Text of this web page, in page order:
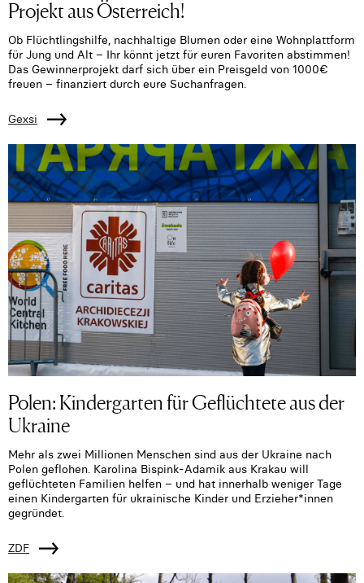
Projekt aus Österreich!
Ob Flüchtlingshilfe, nachhaltige Blumen oder eine Wohnplattform
für Jung und Alt – Ihr könnt jetzt für euren Favoriten abstimmen!
Das Gewinnerprojekt darf sich über ein Preisgeld von 1000€
freuen – finanziert durch eure Suchanfragen.
Gexsi
Polen: Kindergarten für Geflüchtete aus der
Ukraine
Mehr als zwei Millionen Menschen sind aus der Ukraine nach
Polen geflohen. Karolina Bispink-Adamik aus Krakau will
geflüchteten Familien helfen – und hat innerhalb weniger Tage
einen Kindergarten für ukrainische Kinder und Erzieher*innen
gegründet.
ZDF